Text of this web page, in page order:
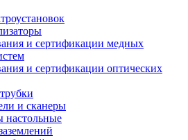
и сертификации медных
и сертификации оптических
и сканеры
настольные